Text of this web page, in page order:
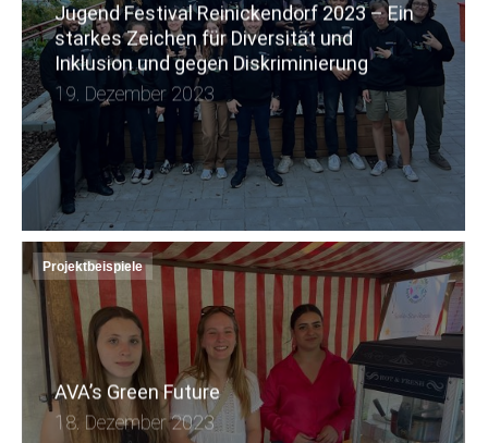
Jugend Festival Reinickendorf 2023 – Ein
starkes Zeichen für Diversität und
Inklusion und gegen Diskriminierung
19. Dezember 2023
Projektbeispiele
AVA’s Green Future
18. Dezember 2023